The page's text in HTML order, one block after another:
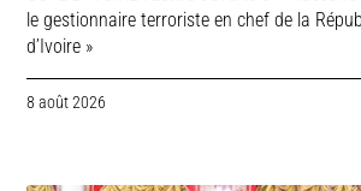
le gestionnaire terroriste en chef de la
d’Ivoire »
8 août 2026